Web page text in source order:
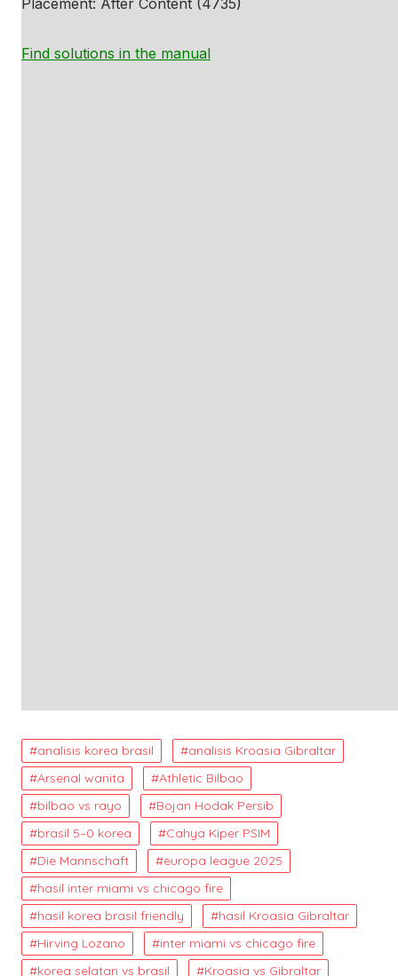
Placement: After Content (4735)
Find solutions in the manual
analisis korea brasil
analisis Kroasia Gibraltar
Arsenal wanita
Athletic Bilbao
bilbao vs rayo
Bojan Hodak Persib
brasil 5–0 korea
Cahya Kiper PSIM
Die Mannschaft
europa league 2025
hasil inter miami vs chicago fire
hasil korea brasil friendly
hasil Kroasia Gibraltar
Hirving Lozano
inter miami vs chicago fire
korea selatan vs brasil
Kroasia vs Gibraltar